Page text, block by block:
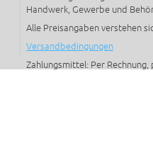
Handwerk, Gewerbe und
Alle Preisangaben verstehen
Versandbedingungen
Zahlungsmittel: Per